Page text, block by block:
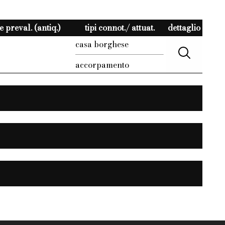
preval. (antiq.) tipi connot./ attuat.
dettaglio
casa borghese
accorpamento